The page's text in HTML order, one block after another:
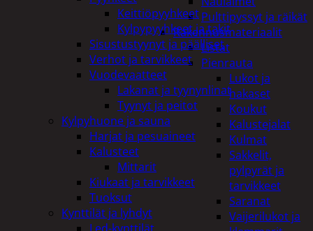
Pulttipyssyt ja räikät
Rakennusmateriaalit
Listat
Pienrauta
Lukot ja
hakaset
Koukut
Kalustejalat
Kulmat
Sakkelit,
pylpyrät ja
tarvikkeet
Saranat
Vaijerilukot ja
Keittiöpyyhkeet
Kylpypyyhkeet ja takit
Sisustustyynyt ja päälliset
Verhot ja tarvikkeet
Vuodevaatteet
Lakanat ja tyynynlinat
Tyynyt ja peitot
Kylpyhuone ja sauna
Harjat ja pesuaineet
Kalusteet
Mittarit
Kiukaat ja tarvikkeet
Tuoksut
Kynttilät ja lyhdyt